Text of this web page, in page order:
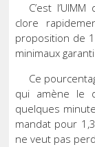
C’est
clore
proposition de
minimaux
Ce
qui amène le
quelques
mandat pour
ne veut pas